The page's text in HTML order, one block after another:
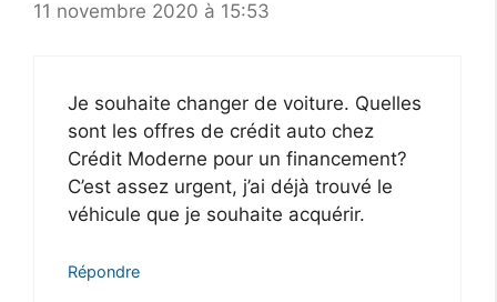
11 novembre 2020 à 15:53
Je souhaite changer de voiture. Quelles
sont les offres de crédit auto chez
Crédit Moderne pour un financement?
C’est assez urgent, j’ai déjà trouvé le
véhicule que je souhaite acquérir.
Répondre